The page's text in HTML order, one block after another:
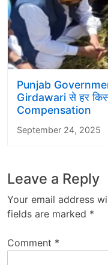
Punjab
Girdawari से हर
Compensation
September 24, 2025
Leave a Reply
Your email address
fields are marked *
Comment *